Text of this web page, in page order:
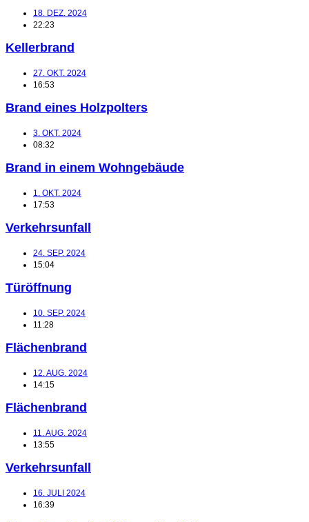
18. DEZ. 2024
22:23
Kellerbrand
27. OKT. 2024
16:53
Brand eines Holzpolters
3. OKT. 2024
08:32
Brand in einem Wohngebäude
1. OKT. 2024
17:53
Verkehrsunfall
24. SEP. 2024
15:04
Türöffnung
10. SEP. 2024
11:28
Flächenbrand
12. AUG. 2024
14:15
Flächenbrand
11. AUG. 2024
13:55
Verkehrsunfall
16. JULI 2024
16:39